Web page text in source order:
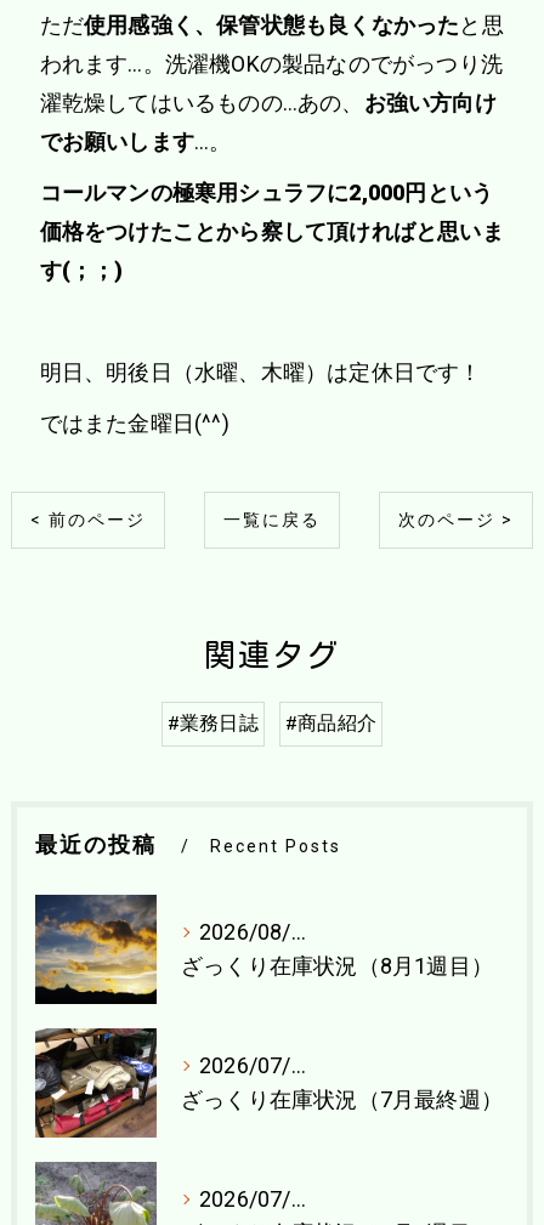
ただ使用感強く、保管状態も良くなかったと思
われます…。洗濯機OKの製品なのでがっつり洗
濯乾燥してはいるものの…あの、 お強い方向け
でお願いします…。
コールマンの極寒用シュラフに2,000円という
価格をつけたことから察して頂ければと思いま
す(；；)
明日、明後日（水曜、木曜）は定休日です！
ではまた金曜日(^^)
< 前のページ 一覧に戻る 次のページ >
関連タグ
#業務日誌 #商品紹介
最近の投稿 Recent Posts
2026/08/04
ざっくり在庫状況（8月1週目）
2026/07/27
ざっくり在庫状況（7月最終週）
2026/07/21